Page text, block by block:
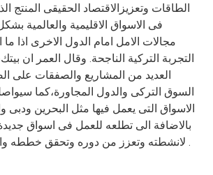
الطاقات وتعزيزالاقتصاد الحقيقى المنتج
فى الاسواق الاقليمية والعالمية
مجالات الامل امام الدول الاخرى اذا
التجربة التركية الناجحة. وقال العمر ان
العديد من المشاريع والصفقات على
السوق التركى والدول المجاورة،كما
الاسواق التى يعمل فيها مثل البحرين ودبى
بالاضافة الى تطلعه للعمل فى اسواق
لانشطته وتعزز من دوره وتحقق خططه واهدافه الاستراتيجية .